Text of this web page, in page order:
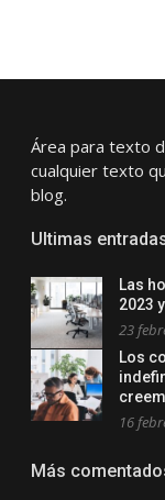
Área para texto
cualquier texto
blog.
Ultimas
Las
2023
23
Los
16
Más